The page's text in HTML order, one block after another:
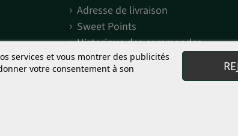
Adresse de livraison
Sweet Points
Historique des commandes
Distributeurs et grows
services et vous montrer des publicités
votre consentement à son